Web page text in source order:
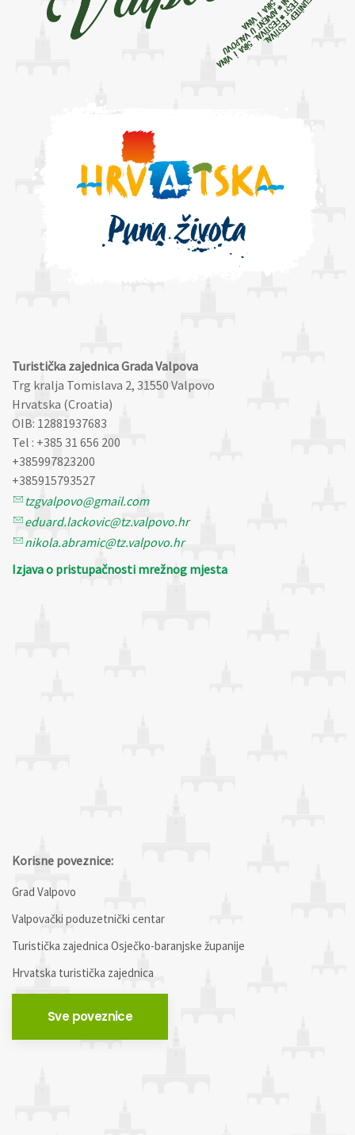
Turistička zajednica Grada Valpova
Trg kralja Tomislava 2, 31550 Valpovo
Hrvatska (Croatia)
OIB: 12881937683
Tel : +385 31 656 200
+385997823200
+385915793527
tzgvalpovo@gmail.com
eduard.lackovic@tz.valpovo.hr
nikola.abramic@tz.valpovo.hr
Izjava o pristupačnosti mrežnog mjesta
Korisne poveznice:
Grad Valpovo
Valpovački poduzetnički centar
Turistička zajednica Osječko-baranjske županije
Hrvatska turistička zajednica
Sve poveznice